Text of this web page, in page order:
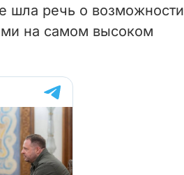
шла речь о возможности
на самом высоком